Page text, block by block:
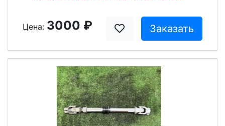
Цена: 3000 ₽ Заказать